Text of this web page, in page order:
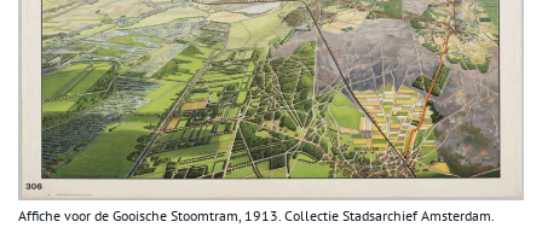
Affiche voor de Gooische Stoomtram, 1913. Collectie Stadsarchief Amsterdam.